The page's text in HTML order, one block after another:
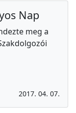
Nap
meg a
2017. 04. 07.